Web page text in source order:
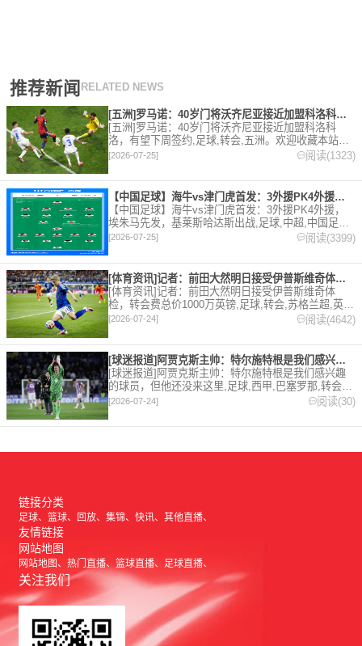
推荐新闻 RELATED NEWS
[五洲]罗马诺：40岁门将沃齐尼亚接近加盟科洛科洛，有望下周
[五洲]罗马诺：40岁门将沃齐尼亚接近加盟科洛科
洛，有望下周签约,足球,转会,五洲。欢迎收藏本站，
24小时为你更新最新的足球，篮球体育资讯。
[2026-07-25] 阅读(1323)
【中国足球】海牛vs津门虎首发：3外援PK4外援，埃朱马先发
【中国足球】海牛vs津门虎首发：3外援PK4外援，
埃朱马先发，基莱斯哈达斯出战,足球,中超,中国足球,
天津津门虎,青岛海牛。欢迎收藏本站，24小时为你更
[2026-07-25] 阅读(3399)
[体育资讯]记者：前田大然明日接受伊普斯维奇体检，转会费总价
[体育资讯]记者：前田大然明日接受伊普斯维奇体
检，转会费总价1000万英镑,足球,转会,苏格兰超,英
超,伊普斯维奇。欢迎收藏本站，24小时为你更新最新
的足球，篮球体育资讯。
[2026-07-24] 阅读(4642)
[球迷报道]阿贾克斯主帅：特尔施特根是我们感兴趣的球员，但他
[球迷报道]阿贾克斯主帅：特尔施特根是我们感兴趣
的球员，但他还没来这里,足球,西甲,巴塞罗那,转会,
五洲,荷甲。欢迎收藏本站，24小时为你更新最新的足
球，篮球体育资讯。
[2026-07-24] 阅读(30)
链接分类
足球 篮球 回放 集锦 快讯 其他直播
友情链接
网站地图
网站地图 热门直播 篮球直播 足球直播
关注我们